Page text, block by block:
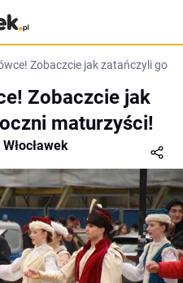
Zobaczcie jak zatańczyli go
Zobaczcie jak
maturzyści!